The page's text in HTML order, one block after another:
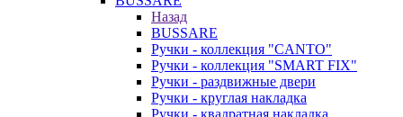
Назад
BUSSARE
Ручки - коллекция "CANTO"
Ручки - коллекция "SMART FIX"
Ручки - раздвижные двери
Ручки - круглая накладка
Ручки - квадратная накладка